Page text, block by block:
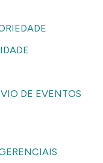
DE EVENTOS